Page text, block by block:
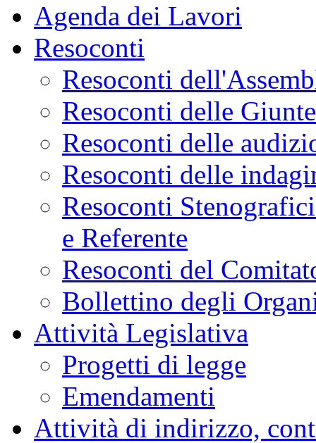
Agenda dei Lavori
Resoconti
Resoconti
Resoconti delle
Resoconti delle
Resoconti delle
Resoconti
e Referente
Resoconti del
Bollettino degli
Attività Legislativa
Progetti di legge
Emendamenti
Attività di indirizzo,